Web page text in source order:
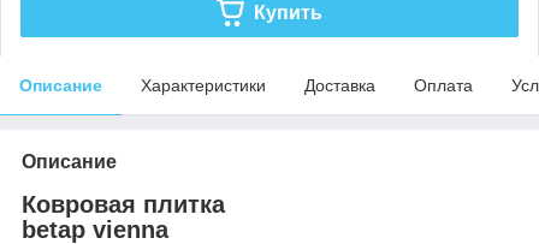
Купить
Описание Характеристики Доставка Оплата
Описание
Ковровая плитка
betap vienna